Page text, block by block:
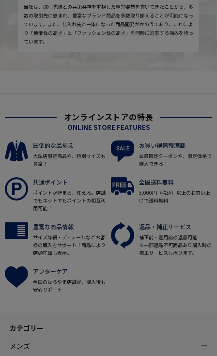
当社は、取引先様との共栄共存を重視した経営姿勢を貫いてきたことから、多
数の取引先に恵まれ、豊富なブランド商品を多数取り揃えることが可能になっ
ています。また、仕入れ先と一体になった商品開発がかのうであり、これによ
り「機能性の高さ」と「ファッション性の高さ」を同時に追求する強みを持っ
ています。
オンラインストアの特長
ONLINE STORE FEATURES
圧倒的な品揃え
大型店限定商品や、特別サイズも
豊富！
お買い得情報満載
会員限定クーポンや、限定価格で
購入できる！
共通ポイント
ポイントが貯まる、使える。店舗
でもネットでもポイントの相互利
用可能！
全国送料無料
5,000円（税込）以上のお買い上
げで送料無料
豊富な商品情報
サイズ詳細・ディテールなどお客
様の購入をサポート！商品により
店頭在庫も表示。
返品・補正サービス
補正前・着用前の返品可能
※一部返品不可商品あり購入時の
補正サービスも承ります。
アフターケア
全国のはるやま店舗が、購入後も
安心サポート
カテゴリー
メンズ